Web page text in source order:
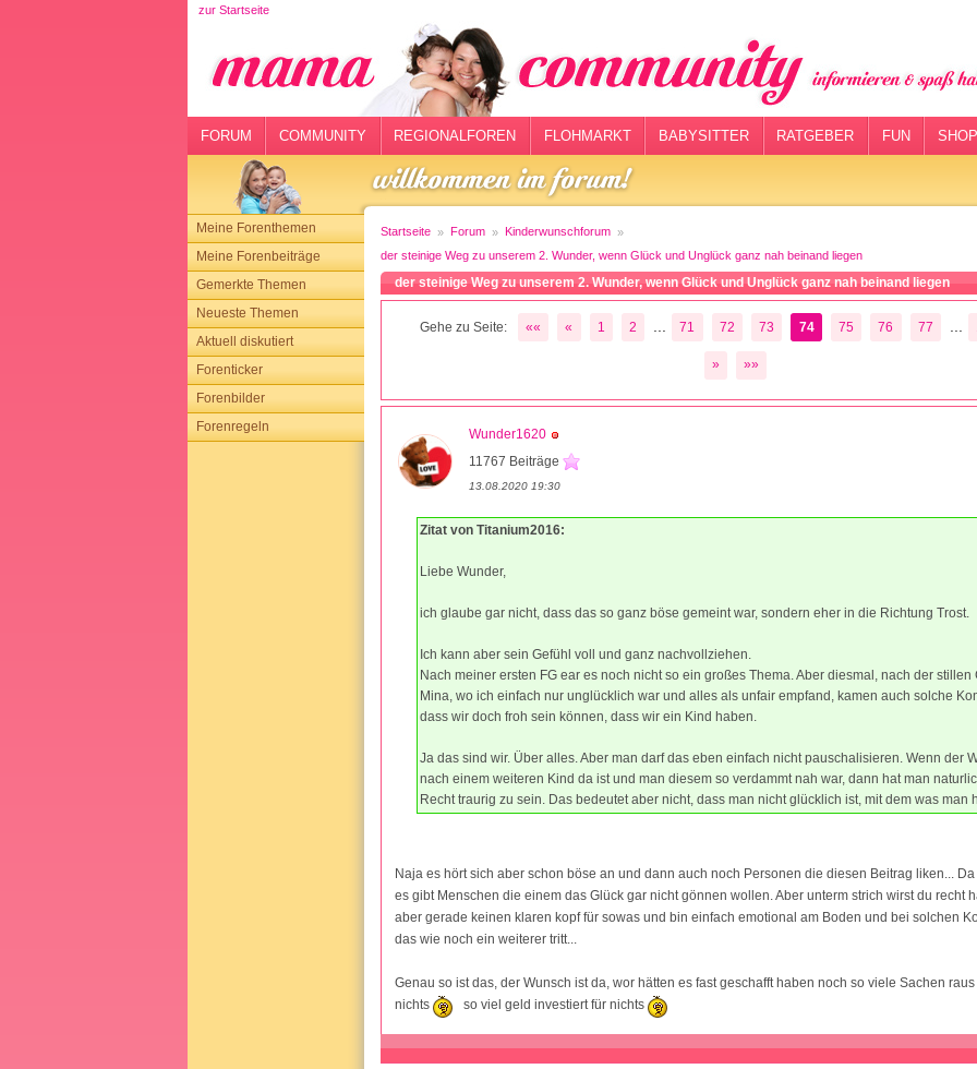
zur Startseite
FORUM COMMUNITY REGIONALFOREN FLOHMARKT BABYSITTER RATGEBER FUN
Meine Forenthemen
Meine Forenbeiträge
Gemerkte Themen
Neueste Themen
Aktuell diskutiert
Forenticker
Forenbilder
Forenregeln
Startseite Forum
Kinderwunschforum
der steinige Weg zu unserem 2. Wunder, wenn Glück und Unglück ganz nah beinand liegen
der steinige Weg zu unserem 2. Wunder, wenn Glück und Unglück ganz nah beinand liegen
Gehe zu Seite: «« « 1 2 71 72 73 74 75 76 77
» »»
Wunder1620
11767 Beiträge
13.08.2020 19:30
Zitat von Titanium2016:
Liebe Wunder,
ich glaube gar nicht, dass das so ganz böse gemeint war, sondern eher in die Richtung Trost.
Ich kann aber sein Gefühl voll und ganz nachvollziehen.
Nach meiner ersten FG ear es noch nicht so ein großes Thema. Aber diesmal, nach der stillen
Mina, wo ich einfach nur unglücklich war und alles als unfair empfand, kamen auch solche
dass wir doch froh sein können, dass wir ein Kind haben.
Ja das sind wir. Über alles. Aber man darf das eben einfach nicht pauschalisieren. Wenn der
nach einem weiteren Kind da ist und man diesem so verdammt nah war, dann hat man
Recht traurig zu sein. Das bedeutet aber nicht, dass man nicht glücklich ist, mit dem was man
Naja es hört sich aber schon böse an und dann auch noch Personen die diesen Beitrag liken...
es gibt Menschen die einem das Glück gar nicht gönnen wollen. Aber unterm strich wirst du recht
aber gerade keinen klaren kopf für sowas und bin einfach emotional am Boden und bei solchen
das wie noch ein weiterer tritt...
Genau so ist das, der Wunsch ist da, wor hätten es fast geschafft haben noch so viele Sachen
nichts
so viel geld investiert für nichts